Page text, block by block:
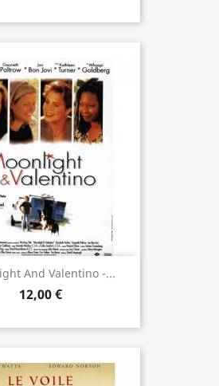
And Valentino -...
12,00 €